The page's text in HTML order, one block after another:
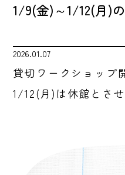
1/9(金)～1/12(月)
2026.01.07
貸切ワークショップ
1/12(月)は休館とさ